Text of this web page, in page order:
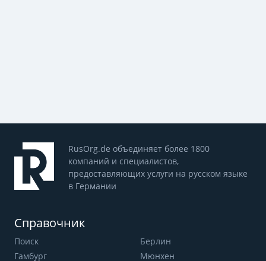
RusOrg.de объединяет более 1800
компаний и специалистов,
предоставляющих услуги на русском языке
в Германии
Справочник
Поиск
Берлин
Гамбург
Мюнхен